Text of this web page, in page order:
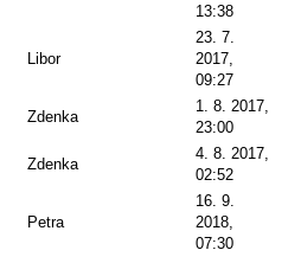
13:38
Libor
23. 7.
2017,
09:27
Zdenka
1. 8. 2017,
23:00
Zdenka
4. 8. 2017,
02:52
Petra
16. 9.
2018,
07:30